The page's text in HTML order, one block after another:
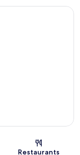
Restaurants